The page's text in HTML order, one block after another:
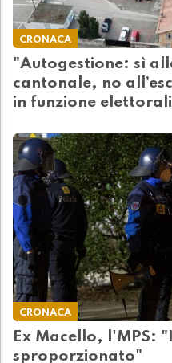
CRONACA
"Autogestione: sì
cantonale, no
in funzione
CRONACA
Ex Macello, l'MPS:
sproporzionato"